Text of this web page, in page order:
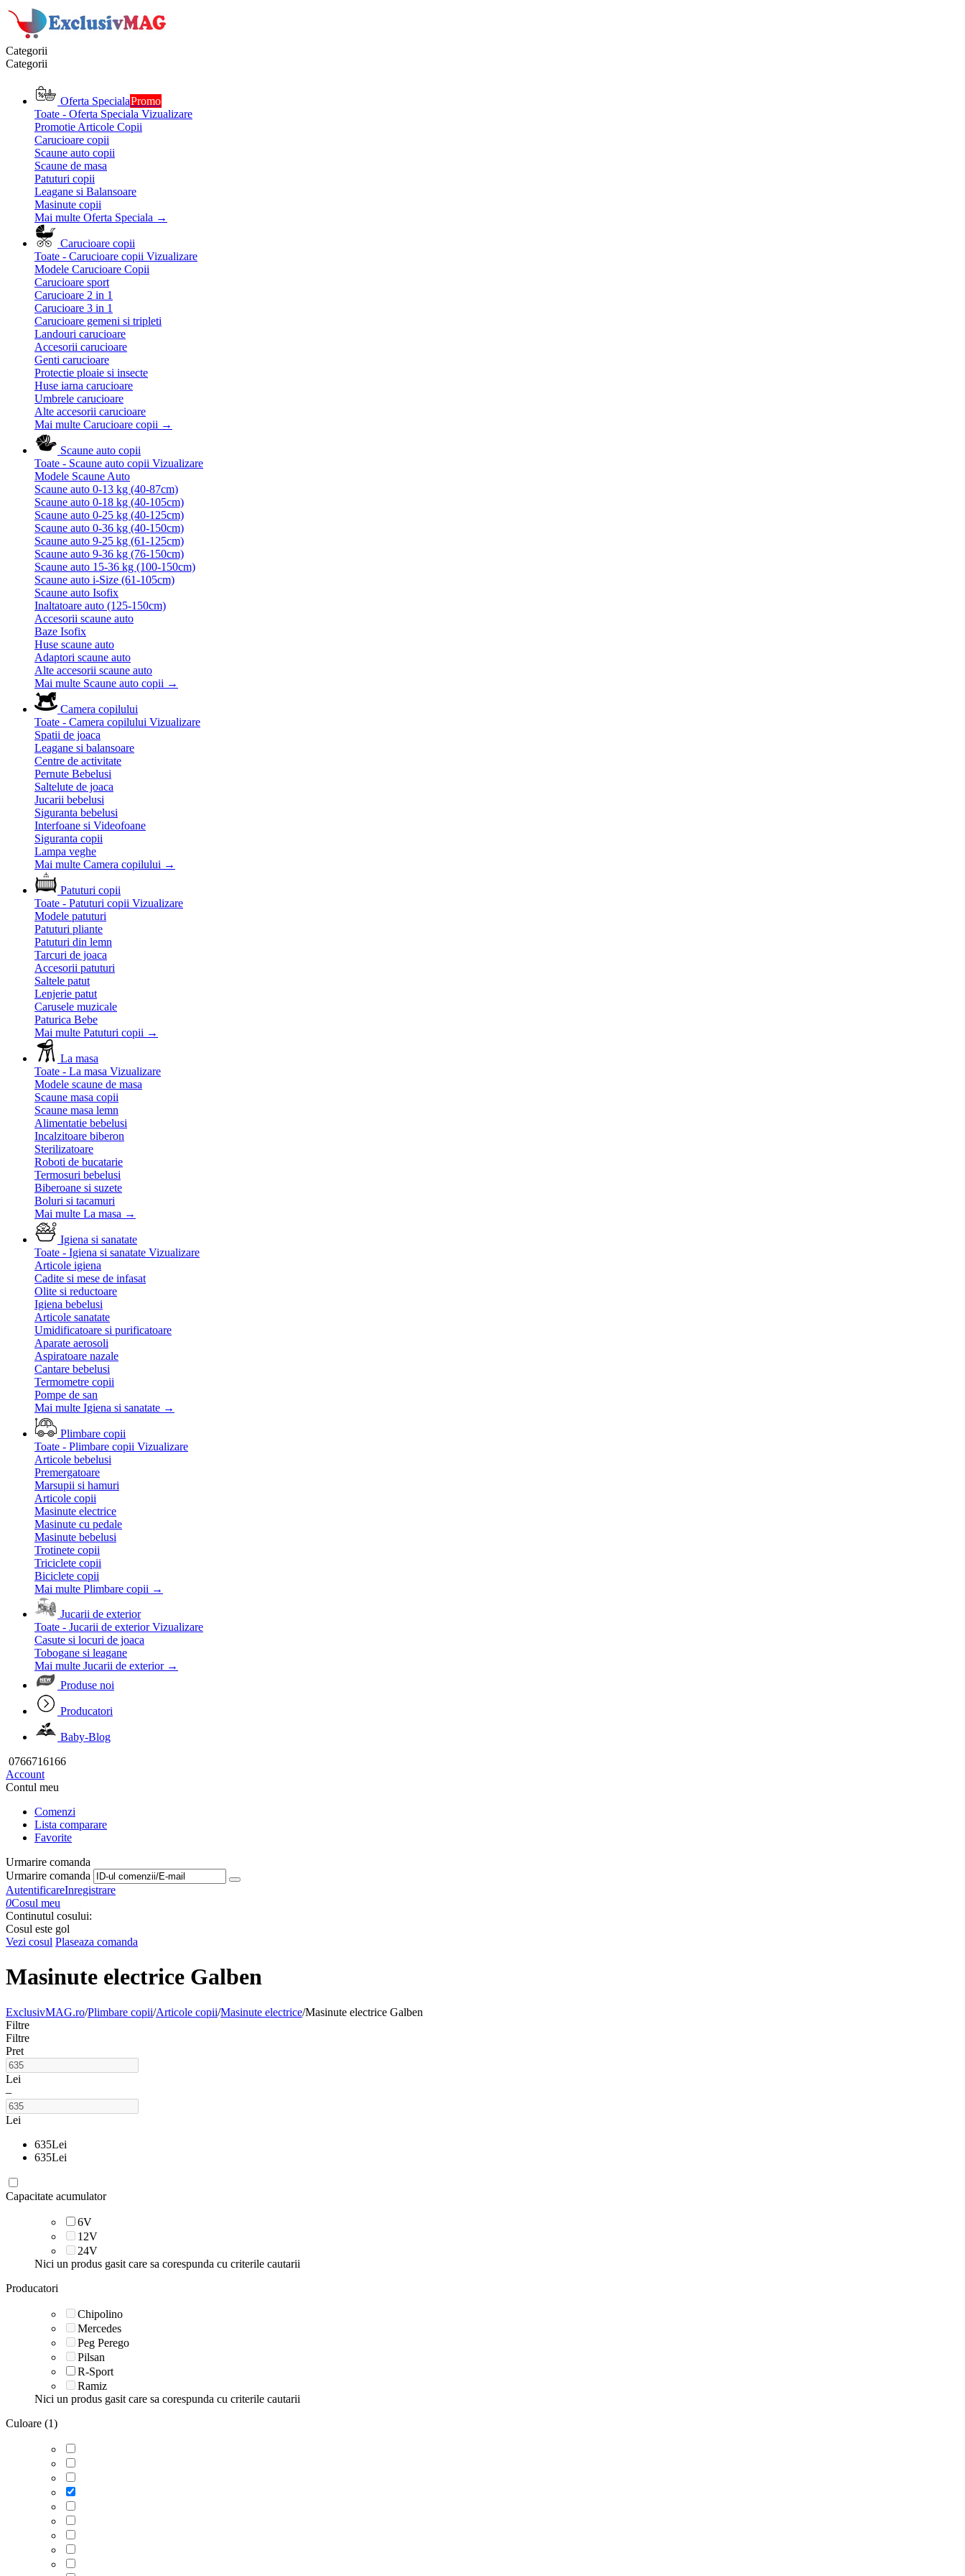
Categorii
Categorii
Oferta SpecialaPromo
Toate - Oferta Speciala Vizualizare
Promotie Articole Copii
Carucioare copii
Scaune auto copii
Scaune de masa
Patuturi copii
Leagane si Balansoare
Masinute copii
Mai multe Oferta Speciala →
Carucioare copii
Toate - Carucioare copii Vizualizare
Modele Carucioare Copii
Carucioare sport
Carucioare 2 in 1
Carucioare 3 in 1
Carucioare gemeni si tripleti
Landouri carucioare
Accesorii carucioare
Genti carucioare
Protectie ploaie si insecte
Huse iarna carucioare
Umbrele carucioare
Alte accesorii carucioare
Mai multe Carucioare copii →
Scaune auto copii
Toate - Scaune auto copii Vizualizare
Modele Scaune Auto
Scaune auto 0-13 kg (40-87cm)
Scaune auto 0-18 kg (40-105cm)
Scaune auto 0-25 kg (40-125cm)
Scaune auto 0-36 kg (40-150cm)
Scaune auto 9-25 kg (61-125cm)
Scaune auto 9-36 kg (76-150cm)
Scaune auto 15-36 kg (100-150cm)
Scaune auto i-Size (61-105cm)
Scaune auto Isofix
Inaltatoare auto (125-150cm)
Accesorii scaune auto
Baze Isofix
Huse scaune auto
Adaptori scaune auto
Alte accesorii scaune auto
Mai multe Scaune auto copii →
Camera copilului
Toate - Camera copilului Vizualizare
Spatii de joaca
Leagane si balansoare
Centre de activitate
Pernute Bebelusi
Saltelute de joaca
Jucarii bebelusi
Siguranta bebelusi
Interfoane si Videofoane
Siguranta copii
Lampa veghe
Mai multe Camera copilului →
Patuturi copii
Toate - Patuturi copii Vizualizare
Modele patuturi
Patuturi pliante
Patuturi din lemn
Tarcuri de joaca
Accesorii patuturi
Saltele patut
Lenjerie patut
Carusele muzicale
Paturica Bebe
Mai multe Patuturi copii →
La masa
Toate - La masa Vizualizare
Modele scaune de masa
Scaune masa copii
Scaune masa lemn
Alimentatie bebelusi
Incalzitoare biberon
Sterilizatoare
Roboti de bucatarie
Termosuri bebelusi
Biberoane si suzete
Boluri si tacamuri
Mai multe La masa →
Igiena si sanatate
Toate - Igiena si sanatate Vizualizare
Articole igiena
Cadite si mese de infasat
Olite si reductoare
Igiena bebelusi
Articole sanatate
Umidificatoare si purificatoare
Aparate aerosoli
Aspiratoare nazale
Cantare bebelusi
Termometre copii
Pompe de san
Mai multe Igiena si sanatate →
Plimbare copii
Toate - Plimbare copii Vizualizare
Articole bebelusi
Premergatoare
Marsupii si hamuri
Articole copii
Masinute electrice
Masinute cu pedale
Masinute bebelusi
Trotinete copii
Triciclete copii
Biciclete copii
Mai multe Plimbare copii →
Jucarii de exterior
Toate - Jucarii de exterior Vizualizare
Casute si locuri de joaca
Tobogane si leagane
Mai multe Jucarii de exterior →
Produse noi
Producatori
Baby-Blog
0766716166
Account
Contul meu
Comenzi
Lista comparare
Favorite
Urmarire comanda
Urmarire comanda
AutentificareInregistrare
0Cosul meu
Continutul cosului:
Cosul este gol
Vezi cosul Plaseaza comanda
Masinute electrice Galben
ExclusivMAG.ro/Plimbare copii/Articole copii/Masinute electrice/Masinute electrice Galben
Filtre
Filtre
Pret
Lei
–
Lei
635Lei
635Lei
Capacitate acumulator
6V
12V
24V
Nici un produs gasit care sa corespunda cu criterile cautarii
Producatori
Chipolino
Mercedes
Peg Perego
Pilsan
R-Sport
Ramiz
Nici un produs gasit care sa corespunda cu criterile cautarii
Culoare (1)